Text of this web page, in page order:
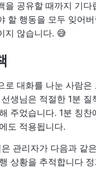
을 공유할 때까지 기다
할 행동을 모두 잊어
지 않습니다. 😅
로 대화를 나눈 사람은
생님은 적절한 1분 질
주었습니다. 1분 칭찬
도 적용됩니다.
관리자가 다음과 같
상황을 추적합니다